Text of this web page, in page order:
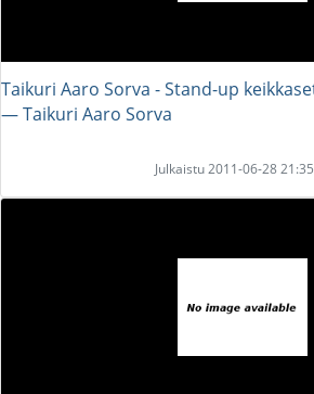
Taikuri Aaro Sorva - Stand-up
― Taikuri Aaro Sorva
Julkaistu 2011-06-28